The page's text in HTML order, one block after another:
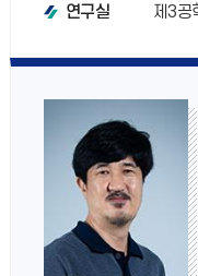
연구실
제3공